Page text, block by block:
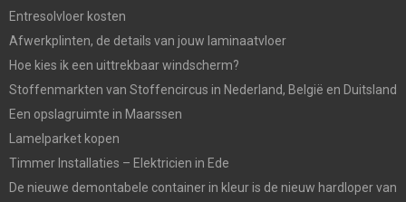
Entresolvloer kosten
Afwerkplinten, de details van jouw laminaatvloer
Hoe kies ik een uittrekbaar windscherm?
Stoffenmarkten van Stoffencircus in Nederland, België en Duitsland
Een opslagruimte in Maarssen
Lamelparket kopen
Timmer Installaties – Elektricien in Ede
De nieuwe demontabele container in kleur is de nieuw hardloper van